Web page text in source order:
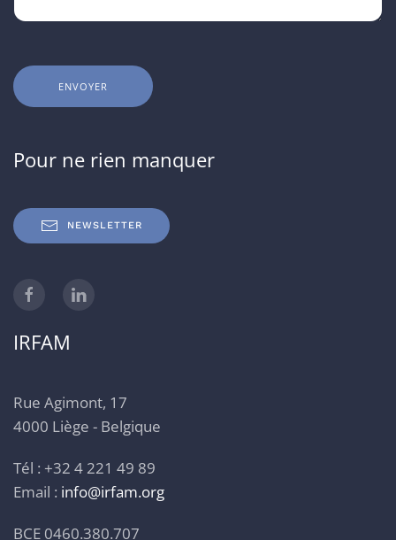
ENVOYER
Pour ne rien manquer
NEWSLETTER
IRFAM
Rue Agimont, 17
4000 Liège - Belgique
Tél : +32 4 221 49 89
Email : info@irfam.org
BCE 0460.380.707